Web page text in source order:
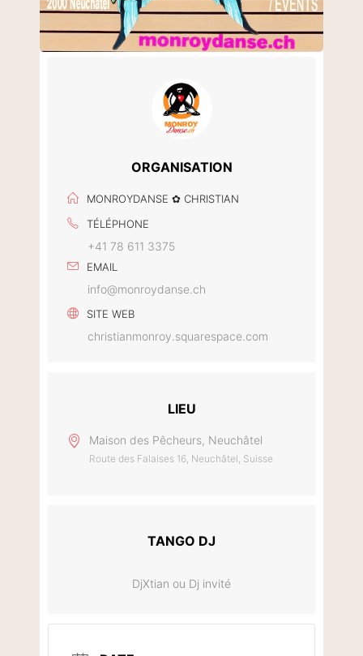
ORGANISATION
MONROYDANSE ✿ CHRISTIAN
TÉLÉPHONE
+41 78 611 3375
EMAIL
info@monroydanse.ch
SITE WEB
christianmonroy.squarespace.com
LIEU
Maison des Pêcheurs, Neuchâtel
Route des Falaises 16, Neuchâtel, Suisse
TANGO DJ
DjXtian ou Dj invité